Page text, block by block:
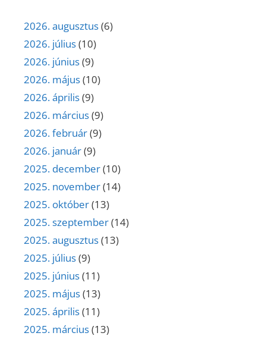
2026. augusztus(6)
2026. július(10)
2026. június(9)
2026. május(10)
2026. április(9)
2026. március(9)
2026. február(9)
2026. január(9)
2025. december(10)
2025. november(14)
2025. október(13)
2025. szeptember(14)
2025. augusztus(13)
2025. július(9)
2025. június(11)
2025. május(13)
2025. április(11)
2025. március(13)